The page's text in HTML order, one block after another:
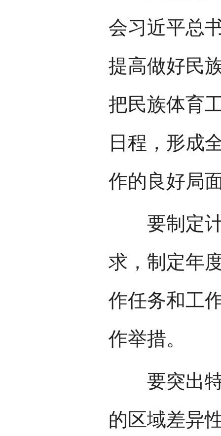
会习近平总
提高做好民
把民族体育
日程，形成
作的良好局
要制定计
求，制定年
作任务和工
作举措。
要突出特
的区域差异